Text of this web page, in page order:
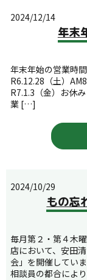
2024/12/14
年末
年末年始の営業時
R6.12.28（土）
R7.1.3（金）お休
業 […]
2024/10/29
もの忘
毎月第２・第４木
店において、安田
会」を開催してい
相談員の都合によ